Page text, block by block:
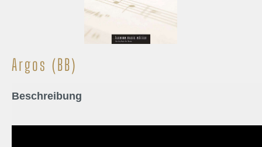
Argos (BB)
Beschreibung